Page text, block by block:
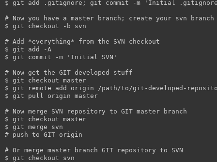
$ git add .gitignore; git commit -m 'Initial
# Now you have a master branch; create your svn branch
$ git checkout -b svn
# Add *everything* from the SVN checkout
$ git add -A
$ git commit -m 'Initial SVN'
# Now get the GIT developed stuff
$ git checkout master
$ git remote add origin /path/to/git-developed-
$ git pull origin master
# Now merge SVN repository to GIT master branch
$ git checkout master
$ git merge svn
# push to GIT origin
# Or merge master branch GIT repository to SVN
$ git checkout svn